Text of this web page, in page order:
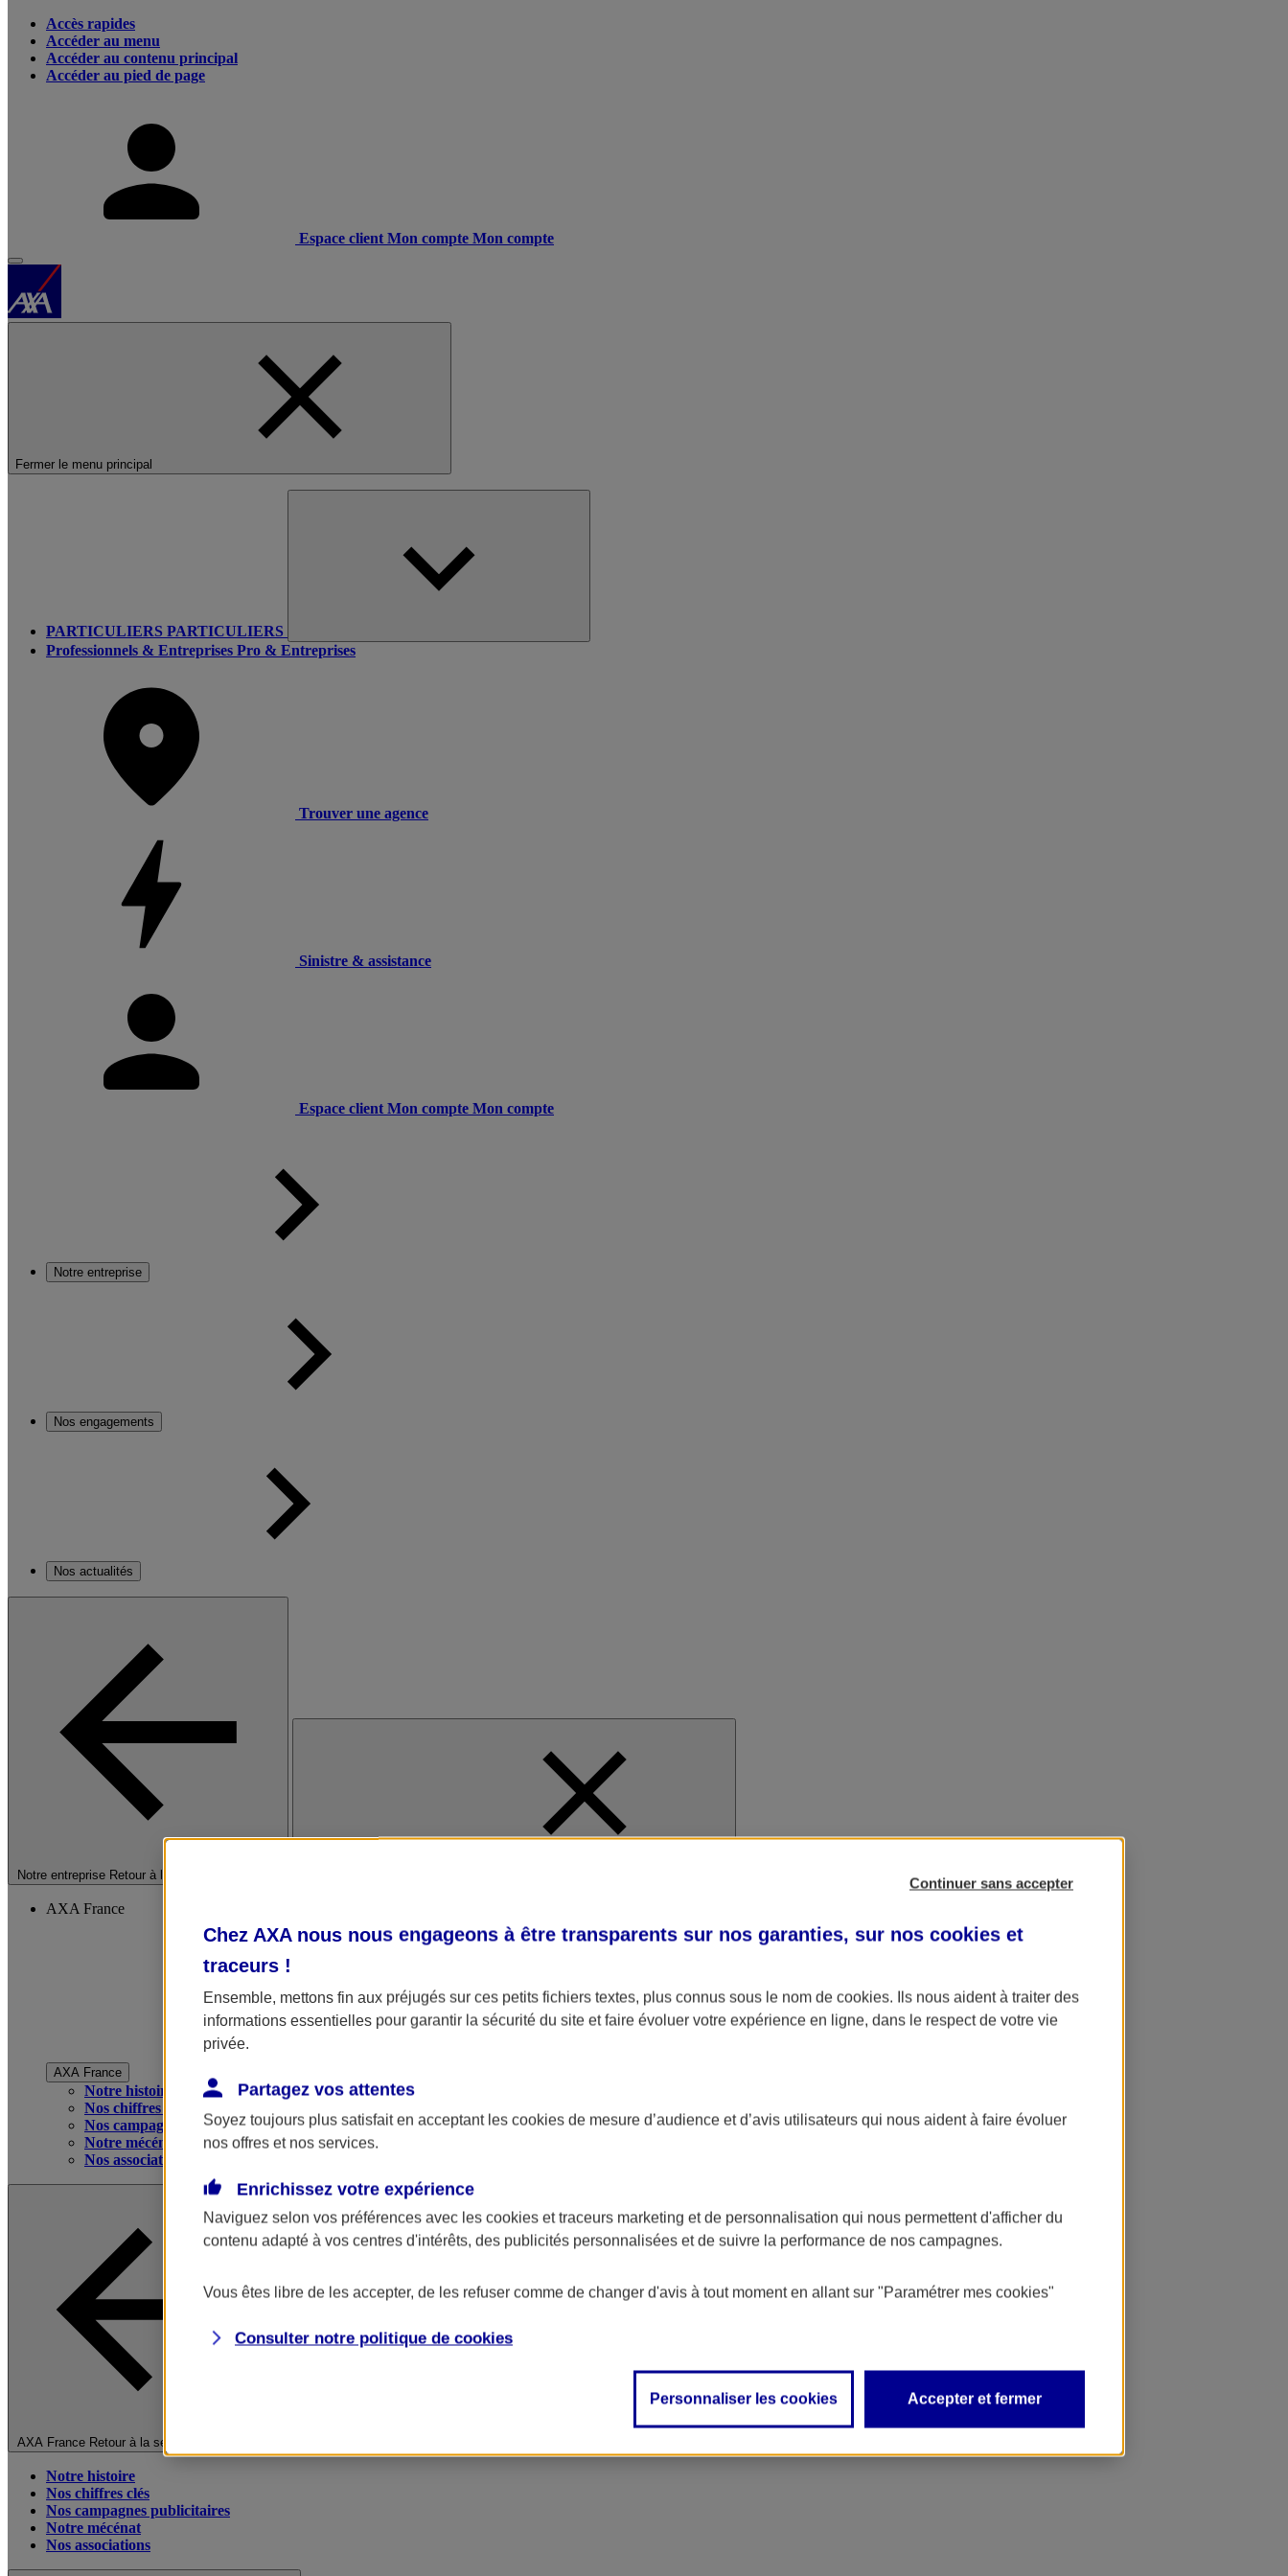
Accès rapides
Accéder au menu
Accéder au contenu principal
Accéder au pied de page
Espace client Mon compte Mon compte
Fermer le menu principal
PARTICULIERS PARTICULIERS
Professionnels & Entreprises Pro & Entreprises
Trouver une agence
Sinistre & assistance
Espace client Mon compte Mon compte
Notre entreprise
Nos engagements
Nos actualités
Notre entreprise Retour à la section précédente
AXA France
AXA France
Notre histoire
Nos chiffres clés
Nos campagnes publicitaires
Notre mécénat
Nos associations
AXA France Retour à la section précédente
Notre histoire
Nos chiffres clés
Nos campagnes publicitaires
Notre mécénat
Nos associations
Continuer sans accepter
Chez AXA nous nous engageons à être transparents sur nos garanties, sur nos cookies et
traceurs !
Ensemble, mettons fin aux préjugés sur ces petits fichiers textes, plus connus sous le nom de cookies. Ils nous aident à traiter des
informations essentielles pour garantir la sécurité du site et faire évoluer votre expérience en ligne, dans le respect de votre vie
privée.
Partagez vos attentes
Soyez toujours plus satisfait en acceptant les cookies de mesure d’audience et d’avis utilisateurs qui nous aident à faire évoluer
nos offres et nos services.
Enrichissez votre expérience
Naviguez selon vos préférences avec les cookies et traceurs marketing et de personnalisation qui nous permettent d'afficher du
contenu adapté à vos centres d'intérêts, des publicités personnalisées et de suivre la performance de nos campagnes.
Vous êtes libre de les accepter, de les refuser comme de changer d'avis à tout moment en allant sur "Paramétrer mes cookies"
Consulter notre politique de cookies
Personnaliser les cookies Accepter et fermer